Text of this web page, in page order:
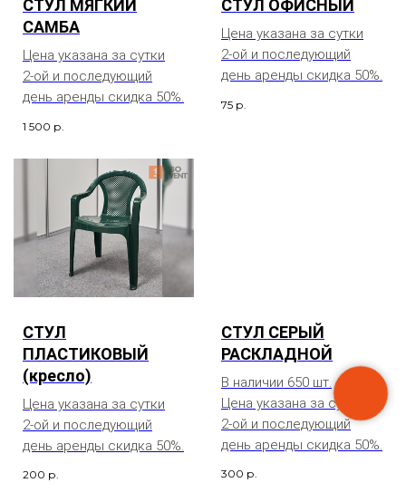
СТУЛ МЯГКИЙ
САМБА
Цена указана за сутки
2-ой и последующий
день аренды скидка 50%.
1 500 р.
СТУЛ ОФИСНЫЙ
Цена указана за сутки
2-ой и последующий
день аренды скидка 50%.
75 р.
СТУЛ
ПЛАСТИКОВЫЙ
(кресло)
Цена указана за сутки
2-ой и последующий
день аренды скидка 50%.
200 р.
СТУЛ СЕРЫЙ
РАСКЛАДНОЙ
В наличии 650 шт.
Цена указана за сутки
2-ой и последующий
день аренды скидка 50%.
300 р.